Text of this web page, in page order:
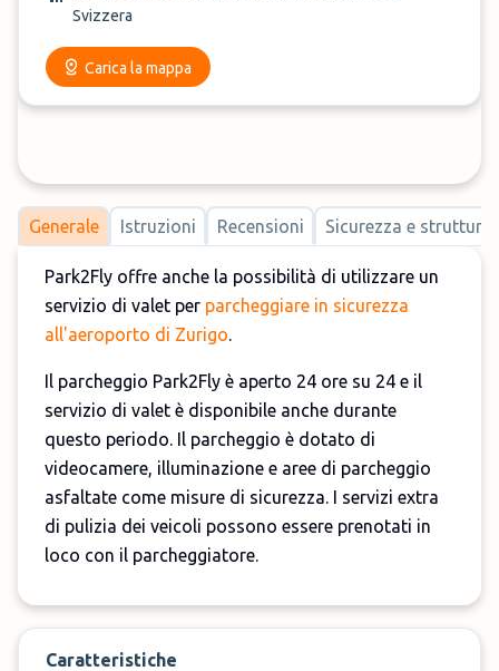
Svizzera
Carica la mappa
Generale Istruzioni Recensioni Sicurezza e strutture
Park2Fly offre anche la possibilità di utilizzare un
servizio di valet per parcheggiare in sicurezza
all'aeroporto di Zurigo.
Il parcheggio Park2Fly è aperto 24 ore su 24 e il
servizio di valet è disponibile anche durante
questo periodo. Il parcheggio è dotato di
videocamere, illuminazione e aree di parcheggio
asfaltate come misure di sicurezza. I servizi extra
di pulizia dei veicoli possono essere prenotati in
loco con il parcheggiatore.
Caratteristiche